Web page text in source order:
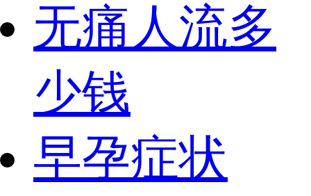
无痛人流多
少钱
早孕症状